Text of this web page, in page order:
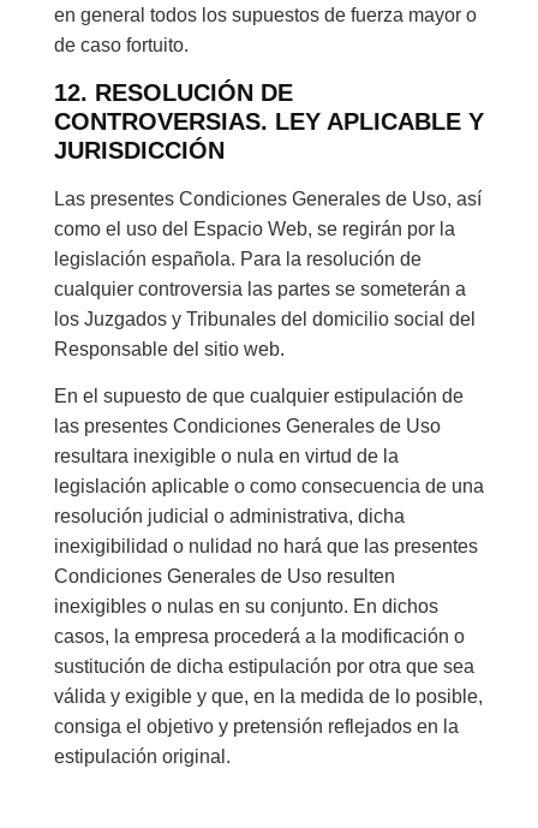
en general todos los supuestos de fuerza mayor o
de caso fortuito.
12. RESOLUCIÓN DE
CONTROVERSIAS. LEY APLICABLE Y
JURISDICCIÓN
Las presentes Condiciones Generales de Uso, así
como el uso del Espacio Web, se regirán por la
legislación española. Para la resolución de
cualquier controversia las partes se someterán a
los Juzgados y Tribunales del domicilio social del
Responsable del sitio web.
En el supuesto de que cualquier estipulación de
las presentes Condiciones Generales de Uso
resultara inexigible o nula en virtud de la
legislación aplicable o como consecuencia de una
resolución judicial o administrativa, dicha
inexigibilidad o nulidad no hará que las presentes
Condiciones Generales de Uso resulten
inexigibles o nulas en su conjunto. En dichos
casos, la empresa procederá a la modificación o
sustitución de dicha estipulación por otra que sea
válida y exigible y que, en la medida de lo posible,
consiga el objetivo y pretensión reflejados en la
estipulación original.